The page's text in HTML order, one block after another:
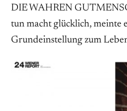
DIE WAHREN
tun macht glücklich, meinte
Grundeinstellung zum